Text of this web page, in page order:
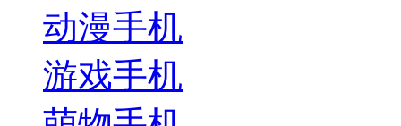
动漫手机
游戏手机